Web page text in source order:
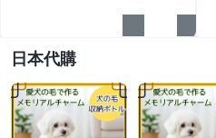
日本代購